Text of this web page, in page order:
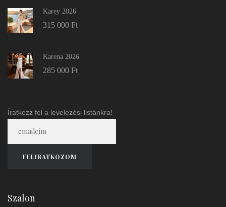
Karey 2026
315 000 Ft
Karena 2026
285 000 Ft
Íratkozz fel a levelezési listánkra!
Szalon